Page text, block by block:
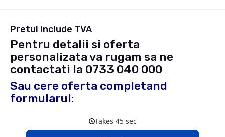
Pretul include TVA
Pentru detalii si oferta
personalizata va rugam sa ne
contactati la 0733 040 000
Sau cere oferta completand
formularul: